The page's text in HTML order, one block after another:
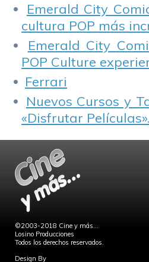
Emerald City
cultura POP más
Emerald City
POP Culture
Ferrari
Nuevos Cursos y
«Disfrutar Películas».
©2003-2018 Cine y más...
Losino Producciones
Todos los derechos reservados.
Design By